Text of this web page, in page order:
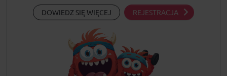
DOWIEDZ SIĘ WIĘCEJ REJESTRACJA